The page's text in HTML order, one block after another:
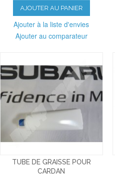
AJOUTER AU PANIER
Ajouter à la liste d'envies
Ajouter au comparateur
TUBE DE GRAISSE POUR
CARDAN